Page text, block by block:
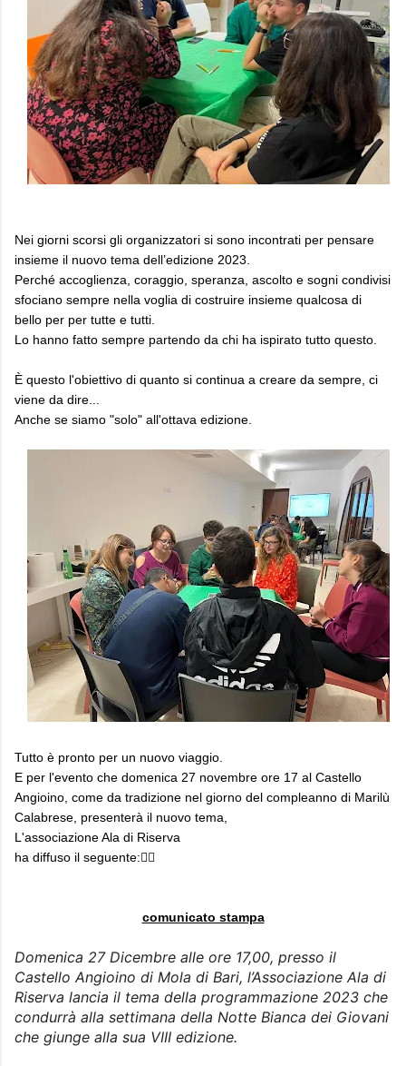
Nei giorni scorsi gli organizzatori si sono incontrati per pensare
insieme il nuovo tema dell’edizione 2023.
Perché accoglienza, coraggio, speranza, ascolto e sogni condivisi
sfociano sempre nella voglia di costruire insieme qualcosa di
bello per per tutte e tutti.
Lo hanno fatto sempre partendo da chi ha ispirato tutto questo.
È questo l'obiettivo di quanto si continua a creare da sempre, ci
viene da dire...
Anche se siamo "solo" all'ottava edizione.
Tutto è pronto per un nuovo viaggio.
E per l'evento che domenica 27 novembre ore 17 al Castello
Angioino, come da tradizione nel giorno del compleanno di Marilù
Calabrese, presenterà il nuovo tema,
L'associazione Ala di Riserva
ha diffuso il seguente:👇🏻
comunicato stampa
Domenica 27 Dicembre alle ore 17,00, presso il
Castello Angioino di Mola di Bari, l’Associazione Ala di
Riserva lancia il tema della programmazione 2023 che
condurrà alla settimana della Notte Bianca dei Giovani
che giunge alla sua VIII edizione.